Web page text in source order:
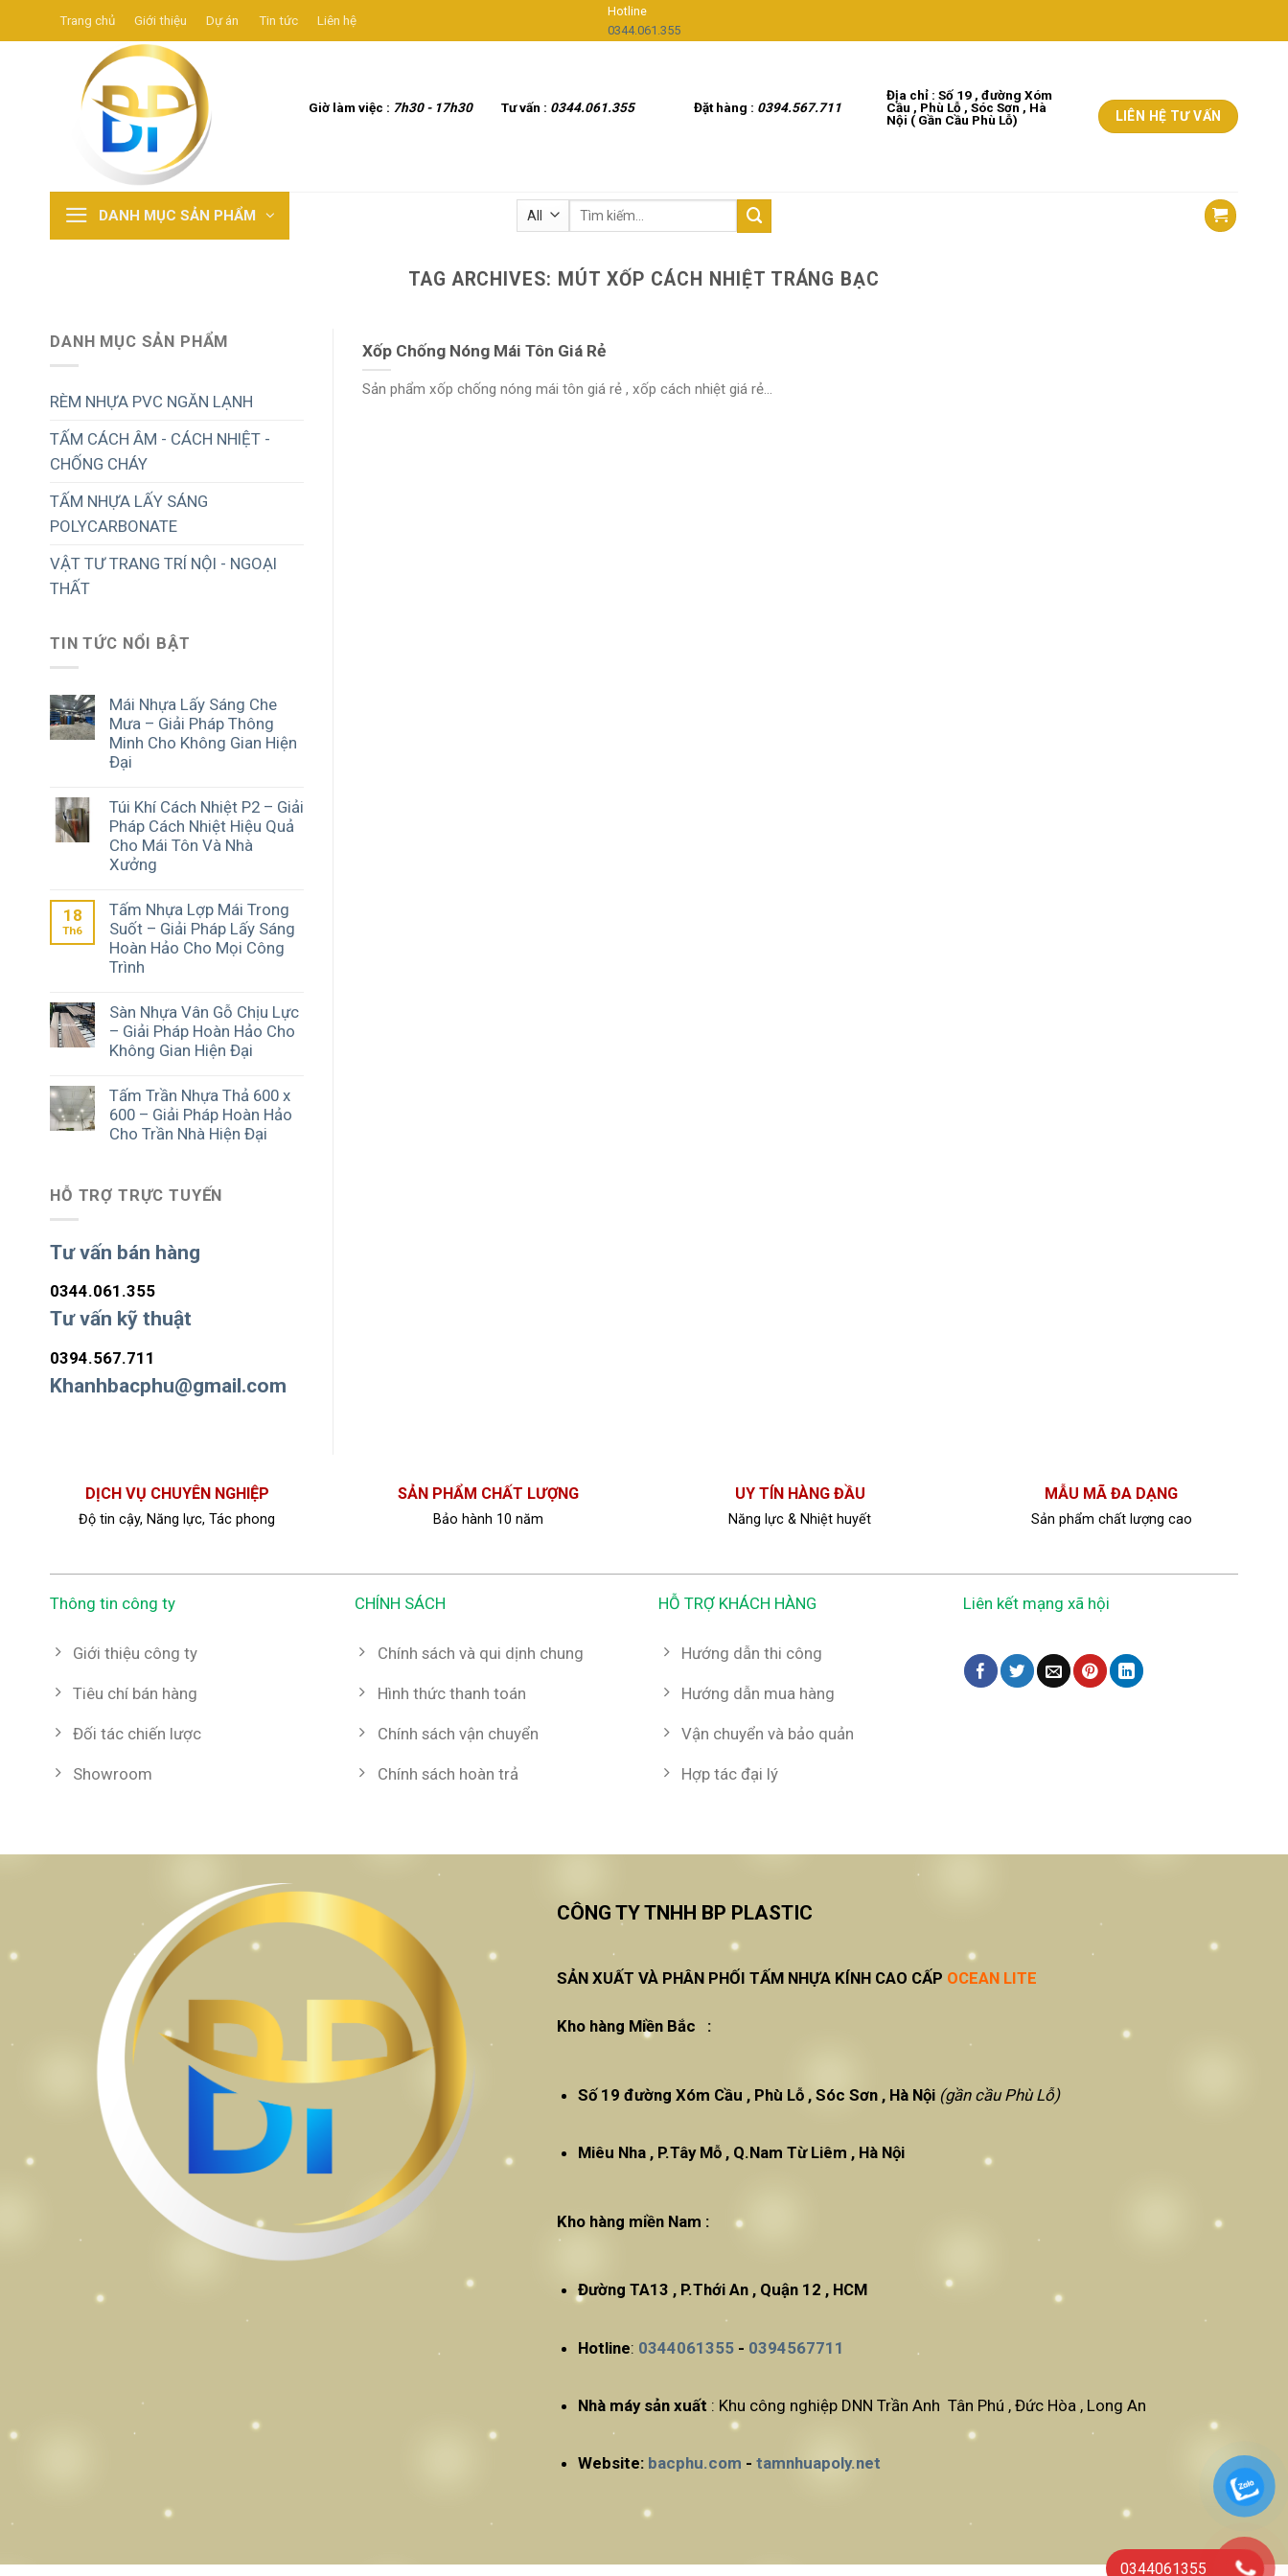
to
Trang chủ Giới thiệu Dự án Tin tức Liên hệ
Hotline
0344.061.355
Giờ làm việc : 7h30 - 17h30 Tư vấn : 0344.061.355 Đặt hàng : 0394.567.711
Địa chỉ : Số 19 , đường Xóm
Cầu , Phù Lỗ , Sóc Sơn , Hà
Nội ( Gần Cầu Phù Lỗ) LIÊN HỆ TƯ VẤN
DANH MỤC SẢN PHẨM
Tìm
TAG ARCHIVES: MÚT XỐP CÁCH NHIỆT TRÁNG BẠC
DANH MỤC SẢN PHẨM
RÈM NHỰA PVC NGĂN LẠNH
TẤM CÁCH ÂM - CÁCH NHIỆT -
CHỐNG CHÁY
TẤM NHỰA LẤY SÁNG
POLYCARBONATE
VẬT TƯ TRANG TRÍ NỘI - NGOẠI
THẤT
TIN TỨC NỔI BẬT
Mái Nhựa Lấy Sáng Che
Mưa – Giải Pháp Thông
Minh Cho Không Gian Hiện
Đại
Túi Khí Cách Nhiệt P2 – Giải
Pháp Cách Nhiệt Hiệu Quả
Cho Mái Tôn Và Nhà
Xưởng
18
Th6
Tấm Nhựa Lợp Mái Trong
Suốt – Giải Pháp Lấy Sáng
Hoàn Hảo Cho Mọi Công
Trình
Sàn Nhựa Vân Gỗ Chịu Lực
– Giải Pháp Hoàn Hảo Cho
Không Gian Hiện Đại
Tấm Trần Nhựa Thả 600 x
600 – Giải Pháp Hoàn Hảo
Cho Trần Nhà Hiện Đại
HỖ TRỢ TRỰC TUYẾN
Tư vấn bán hàng
0344.061.355
Tư vấn kỹ thuật
0394.567.711
Khanhbacphu@gmail.com
Xốp Chống Nóng Mái Tôn Giá Rẻ
Sản phẩm xốp chống nóng mái tôn giá rẻ , xốp cách nhiệt giá rẻ...
DỊCH VỤ CHUYÊN NGHIỆP
Độ tin cậy, Năng lực, Tác phong
SẢN PHẨM CHẤT LƯỢNG
Bảo hành 10 năm
UY TÍN HÀNG ĐẦU
Năng lực & Nhiệt huyết
MẪU MÃ ĐA DẠNG
Sản phẩm chất lượng cao
Thông tin công ty
Giới thiệu công ty
Tiêu chí bán hàng
Đối tác chiến lược
Showroom
CHÍNH SÁCH
Chính sách và qui dịnh chung
Hình thức thanh toán
Chính sách vận chuyển
Chính sách hoàn trả
HỖ TRỢ KHÁCH HÀNG
Hướng dẫn thi công
Hướng dẫn mua hàng
Vận chuyển và bảo quản
Hợp tác đại lý
Liên kết mạng xã hội
CÔNG TY TNHH BP PLASTIC
SẢN XUẤT VÀ PHÂN PHỐI TẤM NHỰA KÍNH CAO CẤP OCEAN LITE
Kho hàng Miền Bắc :
Số 19 đường Xóm Cầu , Phù Lỗ , Sóc Sơn , Hà Nội (gần cầu Phù Lỗ)
Miêu Nha , P.Tây Mỗ , Q.Nam Từ Liêm , Hà Nội
Kho hàng miền Nam :
Đường TA13 , P.Thới An , Quận 12 , HCM
Hotline: 0344061355- 0394567711
Nhà máy sản xuất : Khu công nghiệp DNN Trần Anh Tân Phú , Đức Hòa , Long An
Website: bacphu.com - tamnhuapoly.net
0344061355